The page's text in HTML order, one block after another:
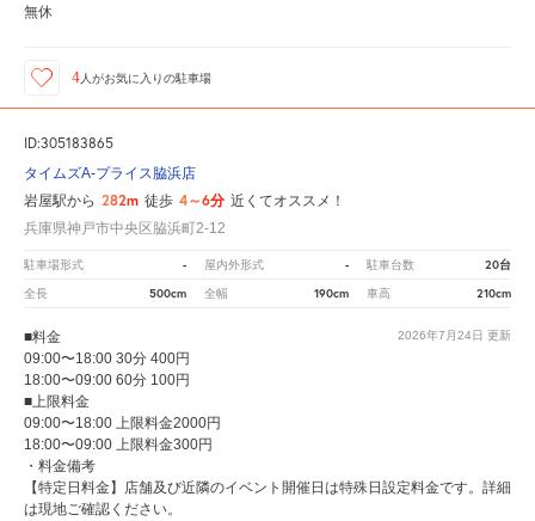
無休
4 人がお気に入りの駐車場
ID:305183865
タイムズA-プライス脇浜店
岩屋駅から 282m 徒歩 4～6分 近くてオススメ！
兵庫県神戸市中央区脇浜町2-12
駐車場形式 - 屋内外形式 - 駐車台数 20台
全長 500cm 全幅 190cm 車高 210cm
2026年7月24日 更新
■料金
09:00〜18:00 30分 400円
18:00〜09:00 60分 100円
■上限料金
09:00〜18:00 上限料金2000円
18:00〜09:00 上限料金300円
・料金備考
【特定日料金】店舗及び近隣のイベント開催日は特殊日設定料金です。詳細
は現地ご確認ください。